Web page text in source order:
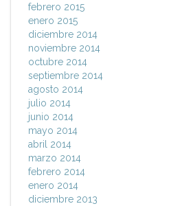
febrero 2015
enero 2015
diciembre 2014
noviembre 2014
octubre 2014
septiembre 2014
agosto 2014
julio 2014
junio 2014
mayo 2014
abril 2014
marzo 2014
febrero 2014
enero 2014
diciembre 2013